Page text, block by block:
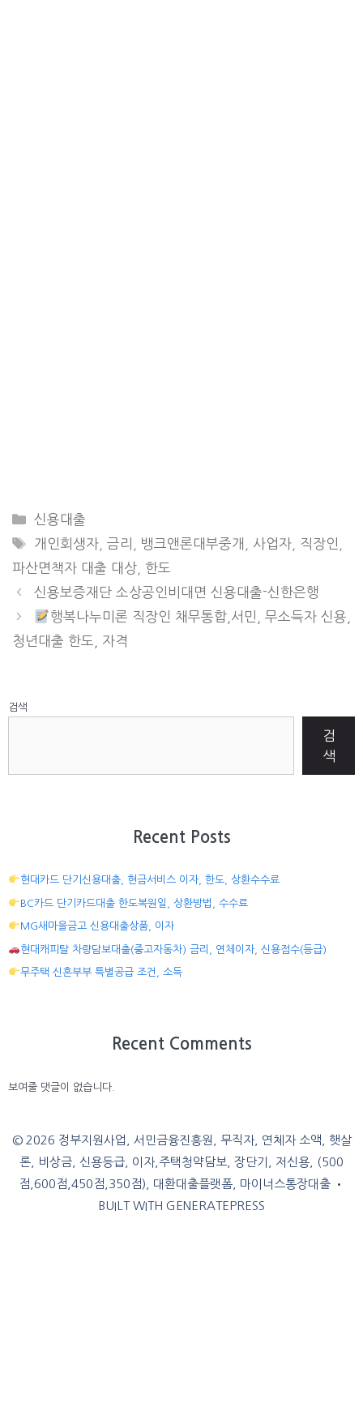
CATEGORIES
신용대출
TAGS
개인회생자 ,금리 뱅크앤론대부중개 사업자 직장인
파산면책자 대출 대상
한도
신용보증재단 소상공인비대면 신용대출-신한은행
행복나누미론 직장인 채무통합,서민, 무소득자 신용,
청년대출 한도, 자격
검색
검
색
Recent Posts
현대카드 단기신용대출, 현금서비스 이자, 한도, 상환수수료
BC카드 단기카드대출 한도복원일, 상환방법, 수수료
MG새마을금고 신용대출상품, 이자
현대캐피탈 차량담보대출(중고자동차) 금리, 연체이자, 신용점수(등급)
무주택 신혼부부 특별공급 조건, 소득
Recent Comments
보여줄 댓글이 없습니다.
© 2026 정부지원사업, 서민금융진흥원, 무직자, 연체자 소액, 햇살
론, 비상금, 신용등급, 이자,주택청약담보, 장단기, 저신용, (500
점,600점,450점,350점), 대환대출플랫폼, 마이너스통장대출 •
BUILT WITH GENERATEPRESS